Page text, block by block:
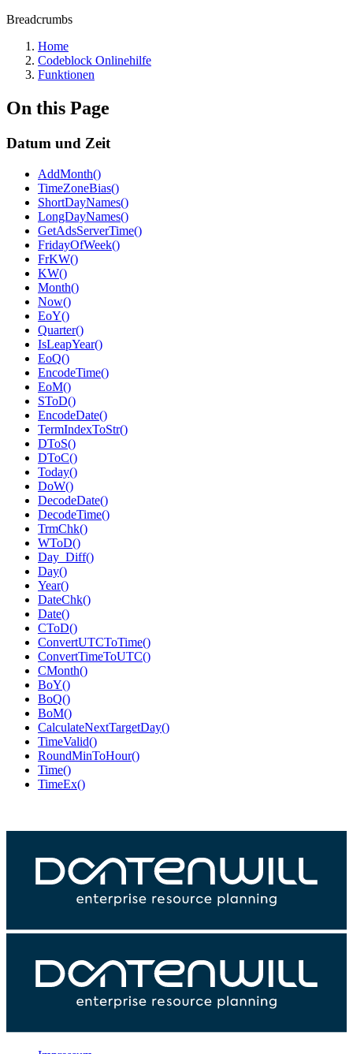
Breadcrumbs
Home
Codeblock Onlinehilfe
Funktionen
On this Page
Datum und Zeit
AddMonth()
TimeZoneBias()
ShortDayNames()
LongDayNames()
GetAdsServerTime()
FridayOfWeek()
FrKW()
KW()
Month()
Now()
EoY()
Quarter()
IsLeapYear()
EoQ()
EncodeTime()
EoM()
SToD()
EncodeDate()
TermIndexToStr()
DToS()
DToC()
Today()
DoW()
DecodeDate()
DecodeTime()
TrmChk()
WToD()
Day_Diff()
Day()
Year()
DateChk()
Date()
CToD()
ConvertUTCToTime()
ConvertTimeToUTC()
CMonth()
BoY()
BoQ()
BoM()
CalculateNextTargetDay()
TimeValid()
RoundMinToHour()
Time()
TimeEx()